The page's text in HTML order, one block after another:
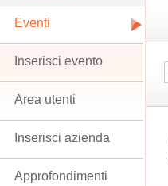
Eventi
Inserisci evento
Area utenti
Inserisci azienda
Approfondimenti